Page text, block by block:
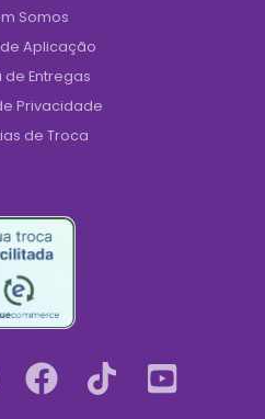
Somos
Aplicação
de Entregas
Privacidade
de Troca